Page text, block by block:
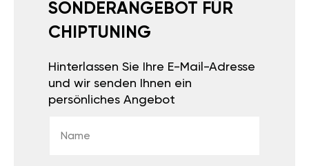
SONDERANGEBOT FÜR
CHIPTUNING
Hinterlassen Sie Ihre E-Mail-Adresse
und wir senden Ihnen ein
persönliches Angebot